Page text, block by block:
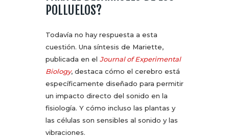
POLLUELOS?
Todavía no hay respuesta a esta
cuestión. Una síntesis de Mariette,
publicada en el Journal of Experimental
Biology, destaca cómo el cerebro está
específicamente diseñado para permitir
un impacto directo del sonido en la
fisiología. Y cómo incluso las plantas y
las células son sensibles al sonido y las
vibraciones.